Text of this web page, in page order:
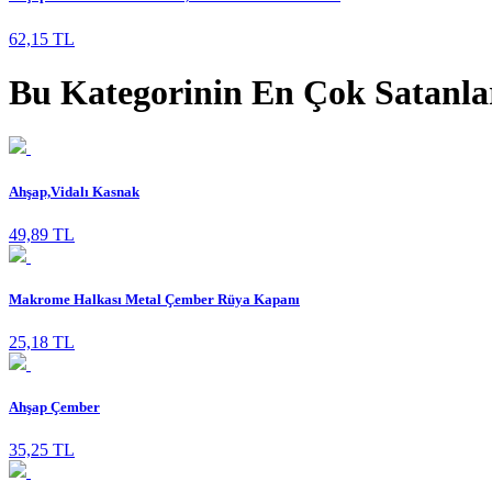
62,15 TL
Bu Kategorinin En Çok
Ahşap,Vidalı Kasnak
49,89 TL
Makrome Halkası Metal Çember Rüya Kapanı
25,18 TL
Ahşap Çember
35,25 TL